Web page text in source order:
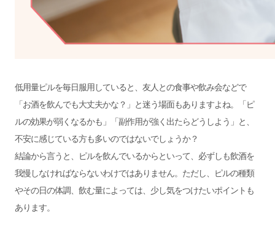
低用量ピルを毎日服用していると、友人との食事や飲み会などで
「お酒を飲んでも大丈夫かな？」と迷う場面もありますよね。「ピ
ルの効果が弱くなるかも」「副作用が強く出たらどうしよう」と、
不安に感じている方も多いのではないでしょうか？
結論から言うと、ピルを飲んでいるからといって、必ずしも飲酒を
我慢しなければならないわけではありません。ただし、ピルの種類
やその日の体調、飲む量によっては、少し気をつけたいポイントも
あります。